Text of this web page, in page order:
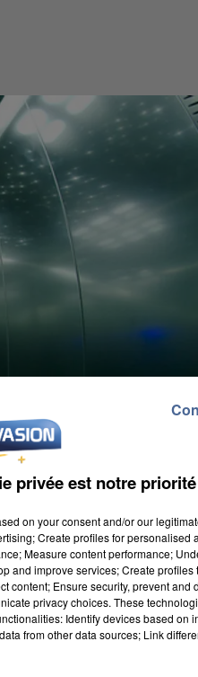
privée est notre priorité
on your consent and/or our
Create profiles for personalised
Measure content performance;
and improve services; Create
content; Ensure security, prevent and
privacy choices. These
Identify devices based on
from other data sources; Link